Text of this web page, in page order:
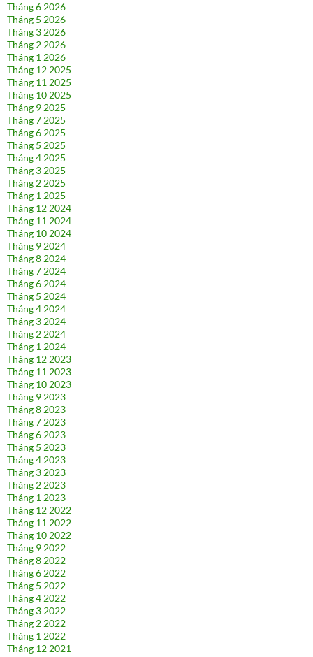
Tháng 6 2026
Tháng 5 2026
Tháng 3 2026
Tháng 2 2026
Tháng 1 2026
Tháng 12 2025
Tháng 11 2025
Tháng 10 2025
Tháng 9 2025
Tháng 7 2025
Tháng 6 2025
Tháng 5 2025
Tháng 4 2025
Tháng 3 2025
Tháng 2 2025
Tháng 1 2025
Tháng 12 2024
Tháng 11 2024
Tháng 10 2024
Tháng 9 2024
Tháng 8 2024
Tháng 7 2024
Tháng 6 2024
Tháng 5 2024
Tháng 4 2024
Tháng 3 2024
Tháng 2 2024
Tháng 1 2024
Tháng 12 2023
Tháng 11 2023
Tháng 10 2023
Tháng 9 2023
Tháng 8 2023
Tháng 7 2023
Tháng 6 2023
Tháng 5 2023
Tháng 4 2023
Tháng 3 2023
Tháng 2 2023
Tháng 1 2023
Tháng 12 2022
Tháng 11 2022
Tháng 10 2022
Tháng 9 2022
Tháng 8 2022
Tháng 6 2022
Tháng 5 2022
Tháng 4 2022
Tháng 3 2022
Tháng 2 2022
Tháng 1 2022
Tháng 12 2021